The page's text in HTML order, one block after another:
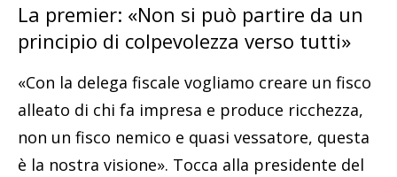
La premier: «Non si può partire da un
principio di colpevolezza verso tutti»
«Con la delega fiscale vogliamo creare un fisco
alleato di chi fa impresa e produce ricchezza,
non un fisco nemico e quasi vessatore, questa
è la nostra visione». Tocca alla presidente del